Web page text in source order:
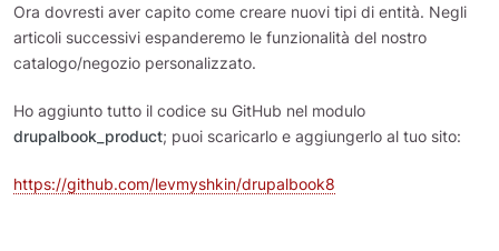
Ora dovresti aver capito come creare nuovi tipi di entità. Negli
articoli successivi espanderemo le funzionalità del nostro
catalogo/negozio personalizzato.
Ho aggiunto tutto il codice su GitHub nel modulo
drupalbook_product; puoi scaricarlo e aggiungerlo al tuo sito:
https://github.com/levmyshkin/drupalbook8